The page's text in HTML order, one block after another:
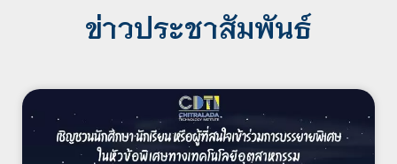
ข่าวประชาสัมพันธ์